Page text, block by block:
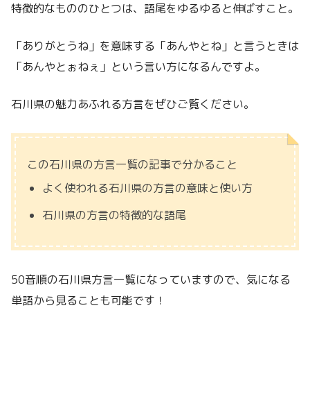
特徴的なもののひとつは、語尾をゆるゆると伸ばすこと。
「ありがとうね」を意味する「あんやとね」と言うときは
「あんやとぉねぇ」という言い方になるんですよ。
石川県の魅力あふれる方言をぜひご覧ください。
この石川県の方言一覧の記事で分かること
よく使われる石川県の方言の意味と使い方
石川県の方言の特徴的な語尾
50音順の石川県方言一覧になっていますので、気になる
単語から見ることも可能です！